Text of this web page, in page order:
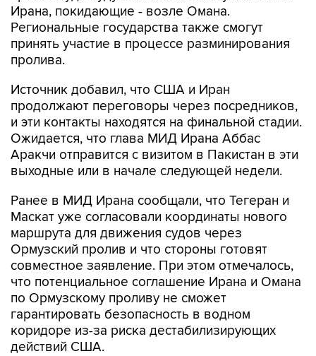
Ирана, покидающие - возле Омана.
Региональные государства также смогут
принять участие в процессе разминирования
пролива.
Источник добавил, что США и Иран
продолжают переговоры через посредников,
и эти контакты находятся на финальной стадии.
Ожидается, что глава МИД Ирана Аббас
Аракчи отправится с визитом в Пакистан в эти
выходные или в начале следующей недели.
Ранее в МИД Ирана сообщали, что Тегеран и
Маскат уже согласовали координаты нового
маршрута для движения судов через
Ормузский пролив и что стороны готовят
совместное заявление. При этом отмечалось,
что потенциальное соглашение Ирана и Омана
по Ормузскому проливу не сможет
гарантировать безопасность в водном
коридоре из-за риска дестабилизирующих
действий США.